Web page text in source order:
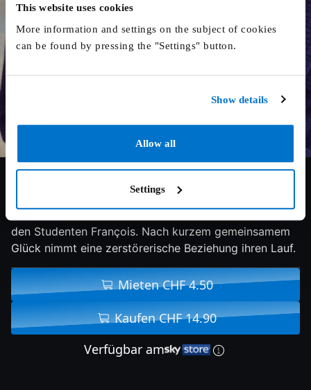
This website uses cookies
More information and settings on the subject of cookies
can be found by pressing the "Settings" button.
Show details
Allow all
Settings
Die verschlossene Pomme verliebt sich im Urlaub in
den Studenten François. Nach kurzem gemeinsamem
Glück nimmt eine zerstörerische Beziehung ihren Lauf.
Mieten CHF 4.50
Kaufen CHF 14.90
Verfügbar am